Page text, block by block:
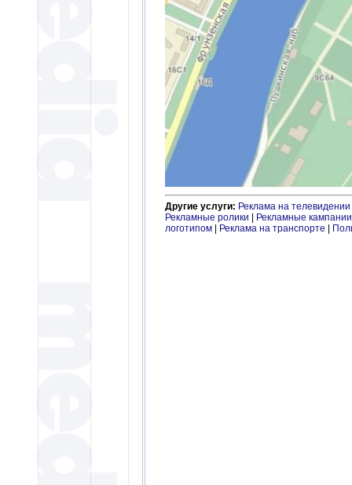
Другие услуги: Реклама на телевидении
Рекламные ролики | Рекламные кампании
логотипом | Реклама на транспорте |